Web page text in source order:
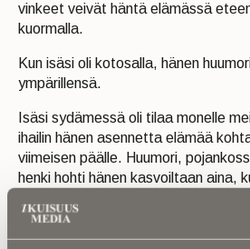
vinkeet veivät häntä elämässä
kuormalla.
Kun isäsi oli kotosalla, hänen
ympärillensä.
Isäsi sydämessä oli tilaa monelle
ihailin hänen asennetta elämää
viimeisen päälle. Huumori,
henki hohti hänen kasvoiltaan aina,